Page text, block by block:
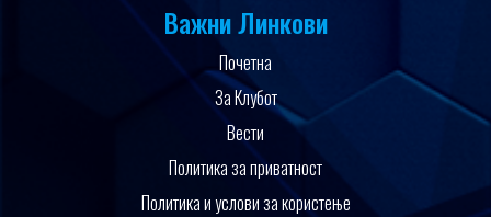
Важни Линкови
Почетна
За Клубот
Вести
Политика за приватност
Политика и услови за користење